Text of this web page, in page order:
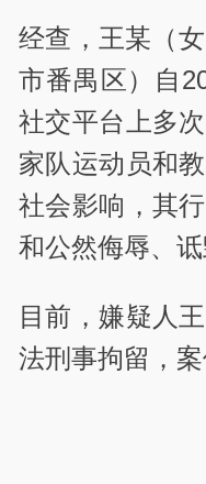
经查，王某（
市番禺区）自
社交平台上多
家队运动员和
社会影响，其
和公然侮辱、诋
目前，嫌疑人
法刑事拘留，案